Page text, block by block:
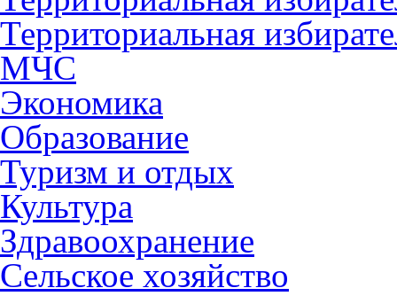
Территориальная
МЧС
Экономика
Образование
Туризм и отдых
Культура
Здравоохранение
Сельское хозяйство